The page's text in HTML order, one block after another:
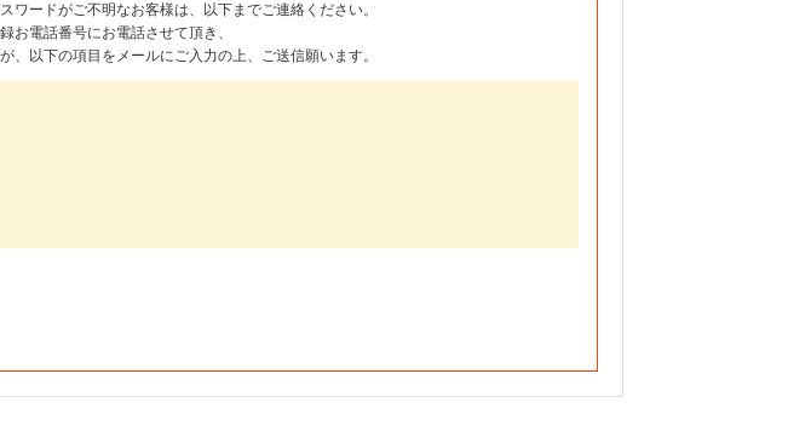
ードがご不明なお客様は、以下までご連絡ください。
お電話番号にお電話させて頂き、
以下の項目をメールにご入力の上、ご送信願います。